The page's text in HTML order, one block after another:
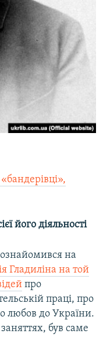
його діяльності
на
Гладиліна на той
про
праці, про
любов до України.
був саме